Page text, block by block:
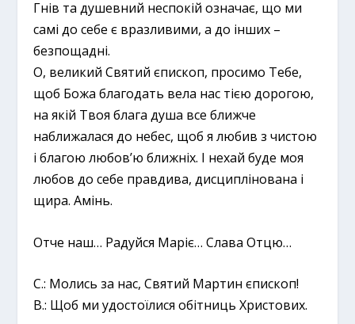
Гнів та душевний неспокій означає, що ми
самі до себе є вразливими, а до інших –
безпощадні.
О, великий Святий єпископ, просимо Тебе,
щоб Божа благодать вела нас тією дорогою,
на якій Твоя блага душа все ближче
наближалася до небес, щоб я любив з чистою
і благою любов’ю ближніх. І нехай буде моя
любов до себе правдива, дисциплінована і
щира. Амінь.
Отче наш… Радуйся Маріє… Слава Отцю…
С.: Молись за нас, Святий Мартин єпископ!
В.: Щоб ми удостоїлися обітниць Христових.